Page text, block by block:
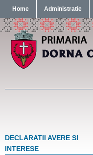
Home Administratie
DECLARATII AVERE SI
INTERESE